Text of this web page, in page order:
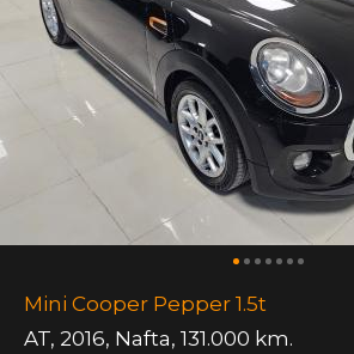
Mini Cooper Pepper 1.5t
AT, 2016, Nafta, 131.000 km.